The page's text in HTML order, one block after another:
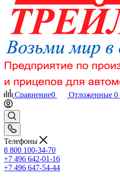
Сравнение0 Отложенные 0
Телефоны
8 800 100-34-70
+7 496 642-01-16
+7 496 647-54-44